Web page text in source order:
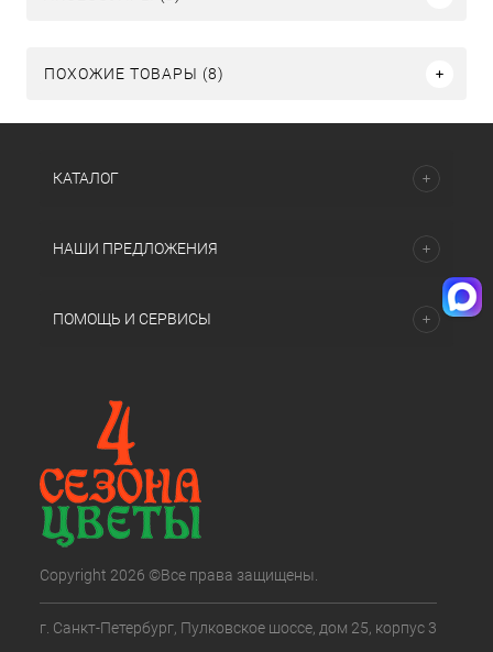
ПОХОЖИЕ ТОВАРЫ (8)
КАТАЛОГ
НАШИ ПРЕДЛОЖЕНИЯ
ПОМОЩЬ И СЕРВИСЫ
Copyright 2026 ©Все права защищены.
г. Санкт-Петербург, Пулковское шоссе, дом 25, корпус 3